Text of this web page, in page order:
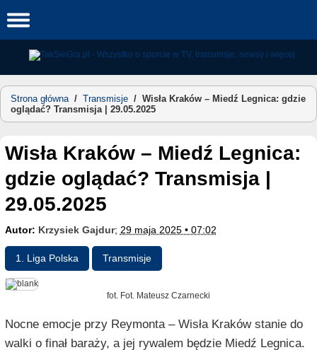
to
Strona główna/ Transmisje / Wisła Kraków – Miedź Legnica: gdzie
oglądać? Transmisja | 29.05.2025
Wisła Kraków – Miedź Legnica:
gdzie oglądać? Transmisja |
29.05.2025
Autor: Krzysiek Gajdur; 29 maja 2025 • 07:02
1. Liga Polska Transmisje
fot. Fot. Mateusz Czarnecki
Nocne emocje przy Reymonta – Wisła Kraków stanie do
walki o finał baraży, a jej rywalem będzie Miedź Legnica.